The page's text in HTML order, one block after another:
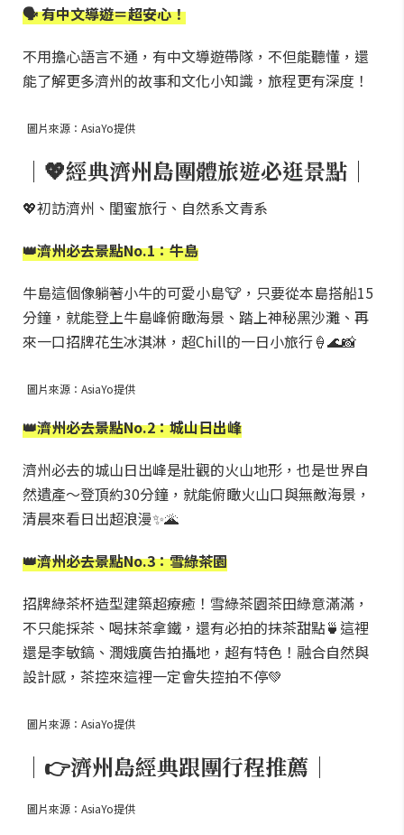
🗣 有中文導遊＝超安心！
不用擔心語言不通，有中文導遊帶隊，不但能聽懂，還
能了解更多濟州的故事和文化小知識，旅程更有深度！
圖片來源：AsiaYo提供
｜💖經典濟州島團體旅遊必逛景點｜
💖初訪濟州、閨蜜旅行、自然系文青系
👑濟州必去景點No.1：牛島
牛島這個像躺著小牛的可愛小島🐮，只要從本島搭船15
分鐘，就能登上牛島峰俯瞰海景、踏上神秘黑沙灘、再
來一口招牌花生冰淇淋，超Chill的一日小旅行🍦🌊📸
圖片來源：AsiaYo提供
👑濟州必去景點No.2：城山日出峰
濟州必去的城山日出峰是壯觀的火山地形，也是世界自
然遺產～登頂約30分鐘，就能俯瞰火山口與無敵海景，
清晨來看日出超浪漫✨🌋
👑濟州必去景點No.3：雪綠茶園
招牌綠茶杯造型建築超療癒！雪綠茶園茶田綠意滿滿，
不只能採茶、喝抹茶拿鐵，還有必拍的抹茶甜點🍵這裡
還是李敏鎬、潤娥廣告拍攝地，超有特色！融合自然與
設計感，茶控來這裡一定會失控拍不停💚
圖片來源：AsiaYo提供
｜👉濟州島經典跟團行程推薦｜
圖片來源：AsiaYo提供